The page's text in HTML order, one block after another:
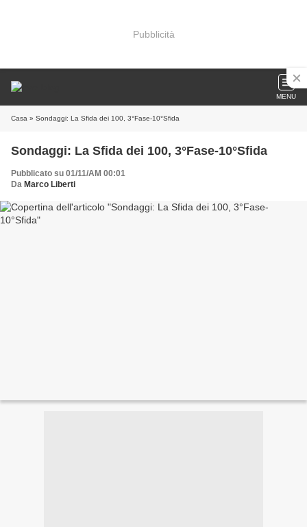
Pubblicità
MENU
Casa » Sondaggi: La Sfida dei 100, 3°Fase-10°Sfida
Sondaggi: La Sfida dei 100, 3°Fase-10°Sfida
Pubblicato su 01/11/AM 00:01
Da Marco Liberti